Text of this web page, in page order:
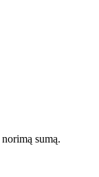
sumą.